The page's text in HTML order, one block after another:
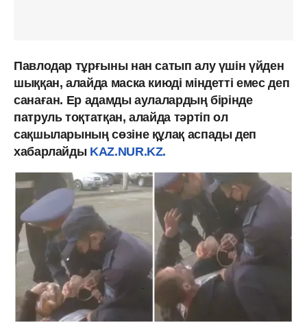
Павлодар тұрғыны нан сатып алу үшін үйден
шыққан, алайда маска киюді міндетті емес деп
санаған. Ер адамды аулалардың бірінде
патруль тоқтатқан, алайда тәртіп ол
сақшыларының сөзіне құлақ аспады деп
хабарлайды KAZ.NUR.KZ.